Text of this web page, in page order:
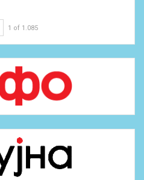
1 of 1.085